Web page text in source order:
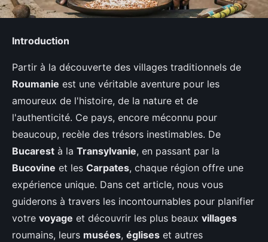
Introduction
Partir à la découverte des villages traditionnels de
Roumanie est une véritable aventure pour les
amoureux de l'histoire, de la nature et de
l'authenticité. Ce pays, encore méconnu pour
beaucoup, recèle des trésors inestimables. De
Bucarest à la Transylvanie, en passant par la
Bucovine et les Carpates, chaque région offre une
expérience unique. Dans cet article, nous vous
guiderons à travers les incontournables pour planifier
votre voyage et découvrir les plus beaux villages
roumains, leurs musées, églises et autres